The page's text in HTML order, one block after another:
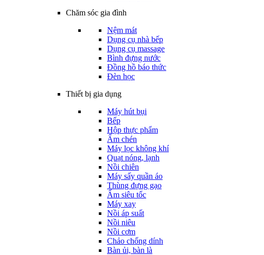
Chăm sóc gia đình
Nệm mát
Dụng cụ nhà bếp
Dụng cụ massage
Bình đựng nước
Đồng hồ báo thức
Đèn học
Thiết bị gia dụng
Máy hút bụi
Bếp
Hộp thực phẩm
Ấm chén
Máy lọc không khí
Quạt nóng, lạnh
Nồi chiên
Máy sấy quần áo
Thùng đựng gạo
Ấm siêu tốc
Máy xay
Nồi áp suất
Nồi niêu
Nồi cơm
Chảo chống dính
Bàn ủi, bàn là